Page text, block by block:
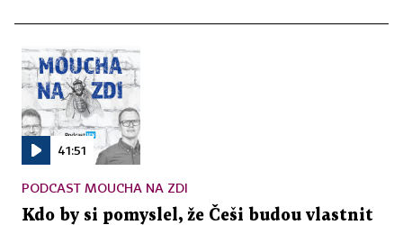
41:51
PODCAST MOUCHA NA ZDI
Kdo by si pomyslel, že Češi budou vlastnit